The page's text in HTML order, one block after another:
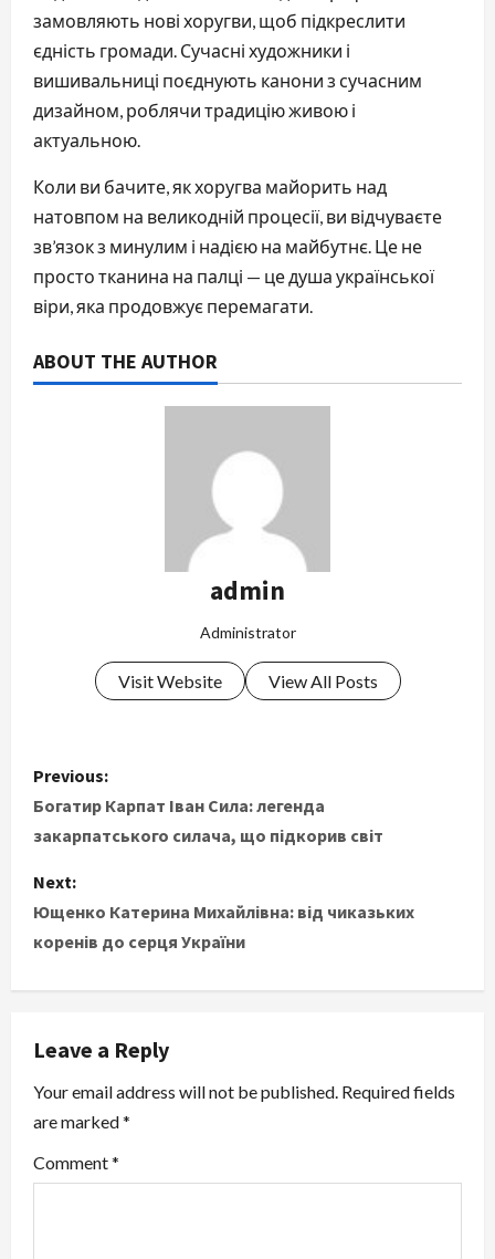
замовляють нові хоругви, щоб підкреслити
єдність громади. Сучасні художники і
вишивальниці поєднують канони з сучасним
дизайном, роблячи традицію живою і
актуальною.
Коли ви бачите, як хоругва майорить над
натовпом на великодній процесії, ви відчуваєте
зв’язок з минулим і надією на майбутнє. Це не
просто тканина на палці — це душа української
віри, яка продовжує перемагати.
ABOUT THE AUTHOR
admin
Administrator
Visit Website View All Posts
P
o
t
n
a
v
i
g
a
Previous:
Богатир Карпат Іван Сила: легенда
закарпатського силача, що підкорив світ
Next:
Ющенко Катерина Михайлівна: від чиказьких
коренів до серця України
Leave a Reply
Your email address will not be published. Required fields
are marked*
Comment*